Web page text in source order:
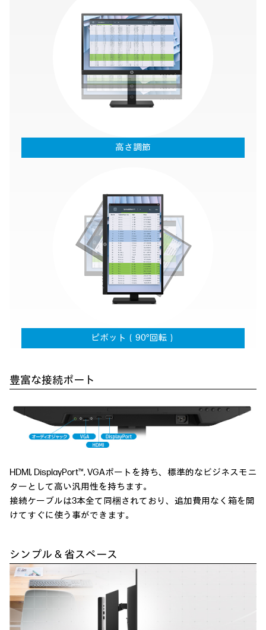
高さ調節
ピボット（90°回転）
豊富な接続ポート
HDMI, DisplayPort™, VGAポートを持ち、標準的なビジネスモニ
ターとして高い汎用性を持ちます。
接続ケーブルは3本全て同梱されており、追加費用なく箱を開
けてすぐに使う事ができます。
シンプル & 省スペース